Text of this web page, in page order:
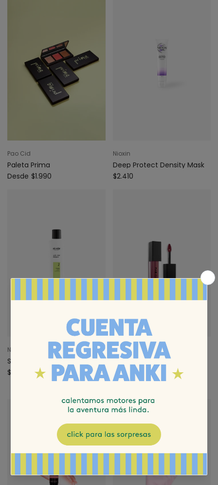
Pao Cid
Paleta Prima
Desde $1.990
Nioxin
Deep Protect Density Mask
$2.410
Nioxin
Shampoo Sistema 2
$1.705
Pao Cid
Labial Modo Noche
$1.390